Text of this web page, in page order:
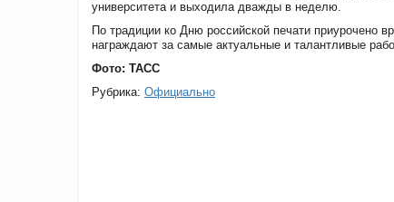
университета и выходила дважды в неделю.
По традиции ко Дню российской печати приурочено
награждают за самые актуальные и талантливые
Фото: ТАСС
Рубрика: Официально